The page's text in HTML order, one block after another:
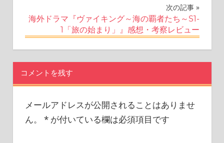
ビ
ゲ
ー
シ
ョ
ン
次の記事
海外ドラマ『ヴァイキング～海の覇者たち～S1-
1「旅の始まり」』感想・考察レビュー
コメントを残す
メールアドレスが公開されることはありませ
ん。
*が付いている欄は必須項目です